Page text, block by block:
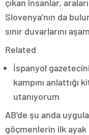
çıkan insanlar,
Slovenya’nın da
sınır duvarlarını
Related
İspanyol
kampını anlattığı
utanıyorum
AB’de şu anda
göçmenlerin ilk ayak